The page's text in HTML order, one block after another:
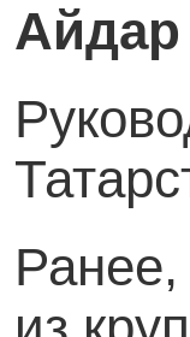
Айдар